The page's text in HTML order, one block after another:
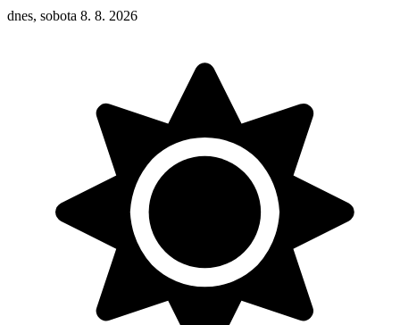
dnes, sobota 8. 8. 2026